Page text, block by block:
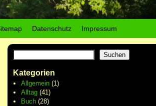
Datenschutz Impressum
Suchen
Kategorien
Allgemein(1)
Alltag(41)
Buch(28)